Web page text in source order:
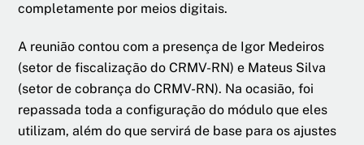
completamente por meios digitais.
A reunião contou com a presença de Igor Medeiros
(setor de fiscalização do CRMV-RN) e Mateus Silva
(setor de cobrança do CRMV-RN). Na ocasião, foi
repassada toda a configuração do módulo que eles
utilizam, além do que servirá de base para os ajustes